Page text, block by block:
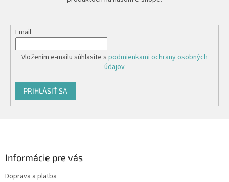
Email
Vložením e-mailu súhlasíte s podmienkami ochrany osobných
údajov
PRIHLÁSIŤ SA
Informácie pre vás
Doprava a platba